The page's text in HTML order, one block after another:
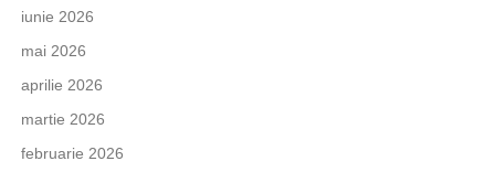
iunie 2026
mai 2026
aprilie 2026
martie 2026
februarie 2026